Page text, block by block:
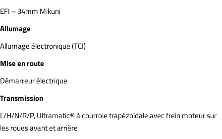
EFI – 34mm Mikuni
Allumage
Allumage électronique (TCI)
Mise en route
Démarreur électrique
Transmission
L/H/N/R/P, Ultramatic® à courroie trapézoïdale avec frein moteur sur
les roues avant et arrière